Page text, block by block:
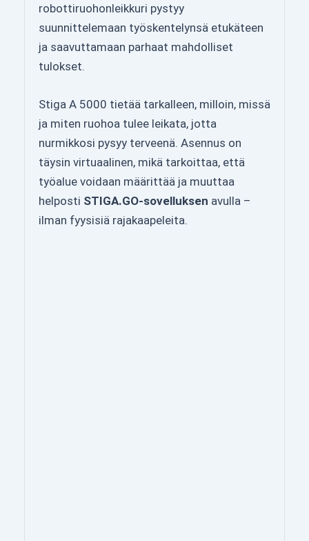
robottiruohonleikkuri pystyy
suunnittelemaan työskentelynsä etukäteen
ja saavuttamaan parhaat mahdolliset
tulokset.
Stiga A 5000 tietää tarkalleen, milloin, missä
ja miten ruohoa tulee leikata, jotta
nurmikkosi pysyy terveenä. Asennus on
täysin virtuaalinen, mikä tarkoittaa, että
työalue voidaan määrittää ja muuttaa
helposti STIGA.GO-sovelluksen avulla –
ilman fyysisiä rajakaapeleita.